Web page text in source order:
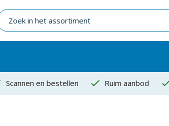
Scannen en bestellen Ruim aanbod